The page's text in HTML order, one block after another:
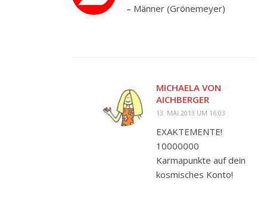
– Männer (Grönemeyer)
MICHAELA VON
AICHBERGER
13. MAI 2013 UM 16:03
EXAKTEMENTE!
10000000
Karmapunkte auf dein
kosmisches Konto!